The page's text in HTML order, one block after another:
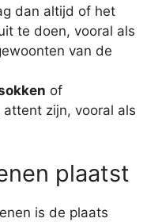
dan altijd of het
te doen, vooral als
van de
of
zijn, vooral als
plaatst
is de plaats